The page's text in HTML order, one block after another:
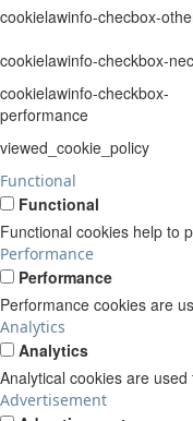
cookielawinfo-checbox-
cookielawinfo-checkbox-
cookielawinfo-checkbox-
performance
viewed_cookie_policy
Functional
Functional
Functional cookies help to
Performance
Performance
Performance cookies are
Analytics
Analytics
Analytical cookies are
Advertisement